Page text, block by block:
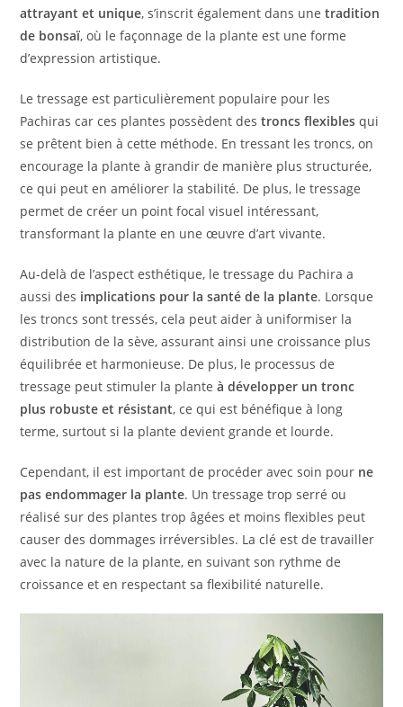
attrayant et unique, s’inscrit également dans unetradition
de bonsaï, où le façonnage de la plante est une forme
d’expression artistique.
Le tressage est particulièrement populaire pour les
Pachiras car ces plantes possèdent destroncs flexibles qui
se prêtent bien à cette méthode. En tressant les troncs, on
encourage la plante à grandir de manière plus structurée,
ce qui peut en améliorer la stabilité. De plus, le tressage
permet de créer un point focal visuel intéressant,
transformant la plante en une œuvre d’art vivante.
Au-delà de l’aspect esthétique, le tressage du Pachira a
aussi des implications pour la santé de la plante. Lorsque
les troncs sont tressés, cela peut aider à uniformiser la
distribution de la sève, assurant ainsi une croissance plus
équilibrée et harmonieuse. De plus, le processus de
tressage peut stimuler la planteà développer un tronc
plus robuste et résistant, ce qui est bénéfique à long
terme, surtout si la plante devient grande et lourde.
Cependant, il est important de procéder avec soin pour ne
pas endommager la plante. Un tressage trop serré ou
réalisé sur des plantes trop âgées et moins flexibles peut
causer des dommages irréversibles. La clé est de travailler
avec la nature de la plante, en suivant son rythme de
croissance et en respectant sa flexibilité naturelle.